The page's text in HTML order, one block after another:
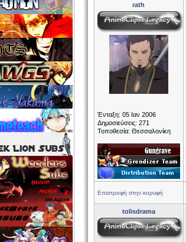
rath
Ένταξη: 05 Ιαν 2006
Δημοσιεύσεις: 271
Τοποθεσία: Θεσσαλονίκη
Επιστροφή στην κορυφή
tolisdrama